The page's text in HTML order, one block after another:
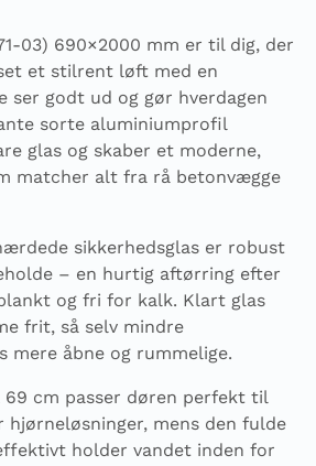
03) 690×2000 mm er til dig, der
et stilrent løft med en
ser godt ud og gør hverdagen
sorte aluminiumprofil
glas og skaber et moderne,
matcher alt fra rå betonvægge
sikkerhedsglas er robust
– en hurtig aftørring efter
og fri for kalk. Klart glas
frit, så selv mindre
mere åbne og rummelige.
69 cm passer døren perfekt til
hjørneløsninger, mens den fulde
holder vandet inden for